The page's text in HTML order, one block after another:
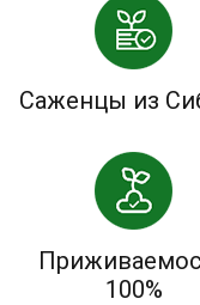
Саженцы из
100%